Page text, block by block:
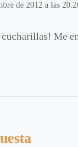
de 2012 a las
cucharillas! Me